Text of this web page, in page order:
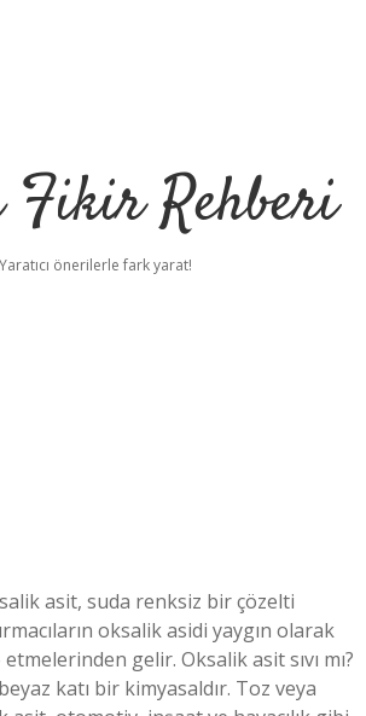
Fikir Rehberi
Yaratıcı önerilerle fark yarat!
asit, suda renksiz bir çözelti
oksalik asidi yaygın olarak
gelir. Oksalik asit sıvı mı?
katı bir kimyasaldır. Toz veya